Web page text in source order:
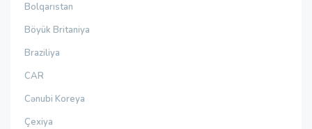
Bolqarıstan
Böyük Britaniya
Braziliya
CAR
Cənubi Koreya
Çexiya